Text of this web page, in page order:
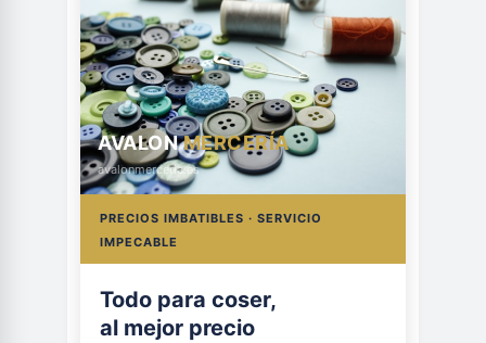
AVALONMERCERÍA
avalonmerceria.es
PRECIOS IMBATIBLES · SERVICIO
IMPECABLE
Todo para coser,
al mejor precio